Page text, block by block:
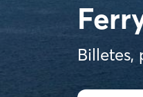
Billetes,